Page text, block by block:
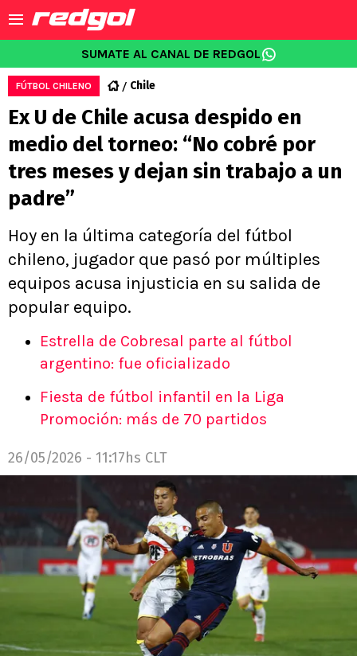
SUMATE AL CANAL DE REDGOL
FÚTBOL CHILENO Chile
Ex U de Chile acusa despido en
medio del torneo: “No cobré por
tres meses y dejan sin trabajo a un
padre”
Hoy en la última categoría del fútbol
chileno, jugador que pasó por múltiples
equipos acusa injusticia en su salida de
popular equipo.
Estrella de Cobresal parte al fútbol
argentino: fue oficializado
Fiesta de fútbol infantil en la Liga
Promoción: más de 70 partidos
26/05/2026 - 11:17hs CLT